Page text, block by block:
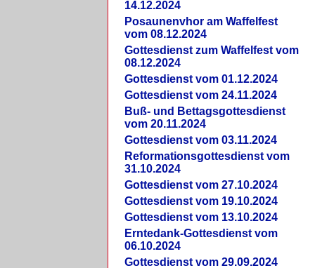
14.12.2024
Posaunenvhor am Waffelfest
vom 08.12.2024
Gottesdienst zum Waffelfest vom
08.12.2024
Gottesdienst vom 01.12.2024
Gottesdienst vom 24.11.2024
Buß- und Bettagsgottesdienst
vom 20.11.2024
Gottesdienst vom 03.11.2024
Reformationsgottesdienst vom
31.10.2024
Gottesdienst vom 27.10.2024
Gottesdienst vom 19.10.2024
Gottesdienst vom 13.10.2024
Erntedank-Gottesdienst vom
06.10.2024
Gottesdienst vom 29.09.2024